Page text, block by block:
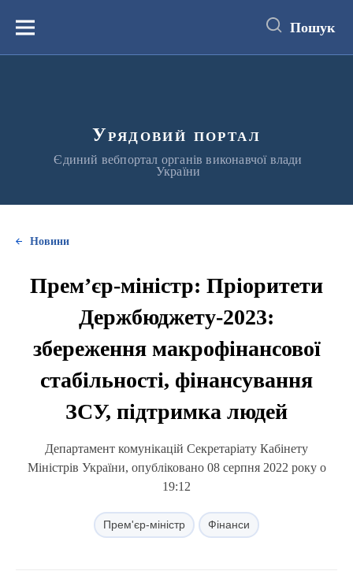
вмістуМеню Пошук
Урядовий портал
Єдиний вебпортал органів виконавчої влади
України
Новини
Прем’єр-міністр: Пріоритети
Держбюджету-2023:
збереження макрофінансової
стабільності, фінансування
ЗСУ, підтримка людей
Департамент комунікацій Секретаріату Кабінету
Міністрів України, опубліковано 08 серпня 2022 року о
19:12
Прем'єр-міністр Фінанси